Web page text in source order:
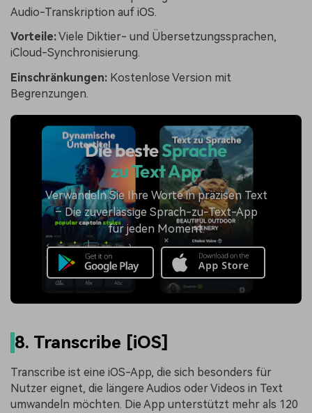
Audio-Transkription auf iOS.
Vorteile:Viele Diktier- und Übersetzungssprachen,
iCloud-Synchronisierung.
Einschränkungen: Kostenlose Version mit
Begrenzungen.
Die besteSprache
zu Text App
Verwandeln Sie Ihre Worte in präzisen Text
– Die zuverlässige Sprach-zu-Text-App
für jeden Moment.
8. Transcribe [iOS]
Transcribe ist eine iOS-App, die sich besonders für
Nutzer eignet, die längere Audios oder Videos in Text
umwandeln möchten. Die App unterstützt mehr als 120